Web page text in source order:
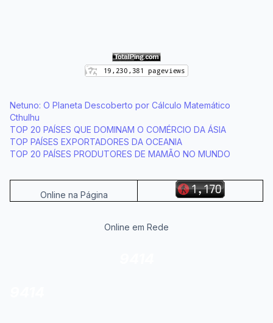
Netuno: O Planeta Descoberto por Cálculo Matemático
Cthulhu
TOP 20 PAÍSES QUE DOMINAM O COMÉRCIO DA ÁSIA
TOP PAÍSES EXPORTADORES DA OCEANIA
TOP 20 PAÍSES PRODUTORES DE MAMÃO NO MUNDO
Online na Página
Online em Rede